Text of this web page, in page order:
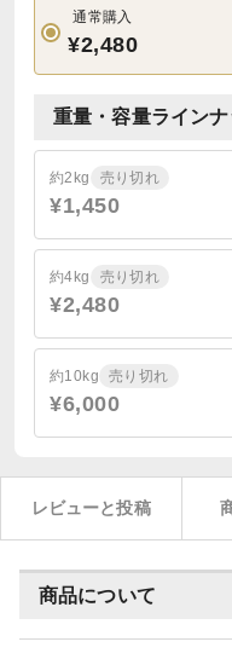
通常購入
¥2,480
重量・容量ライン
約2kg 売り切れ
¥1,450
約4kg 売り切れ
¥2,480
約10kg 売り切れ
¥6,000
レビューと投稿
商品について